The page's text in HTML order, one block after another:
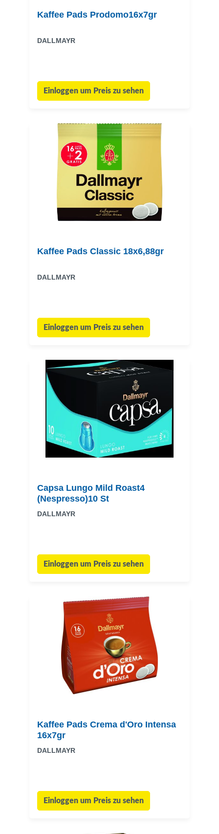
Kaffee Pads Prodomo16x7gr
DALLMAYR
Einloggen um Preis zu sehen
Kaffee Pads Classic 18x6,88gr
DALLMAYR
Einloggen um Preis zu sehen
Capsa Lungo Mild Roast4
(Nespresso)10 St
DALLMAYR
Einloggen um Preis zu sehen
Kaffee Pads Crema d'Oro Intensa
16x7gr
DALLMAYR
Einloggen um Preis zu sehen